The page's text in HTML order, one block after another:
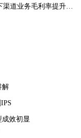
业务毛利率提升2.28%
解
效初显